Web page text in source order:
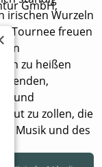
irischen Wurzeln
Tournee freuen
zu heißen
und
zu zollen, die
Musik und des
GmbH,